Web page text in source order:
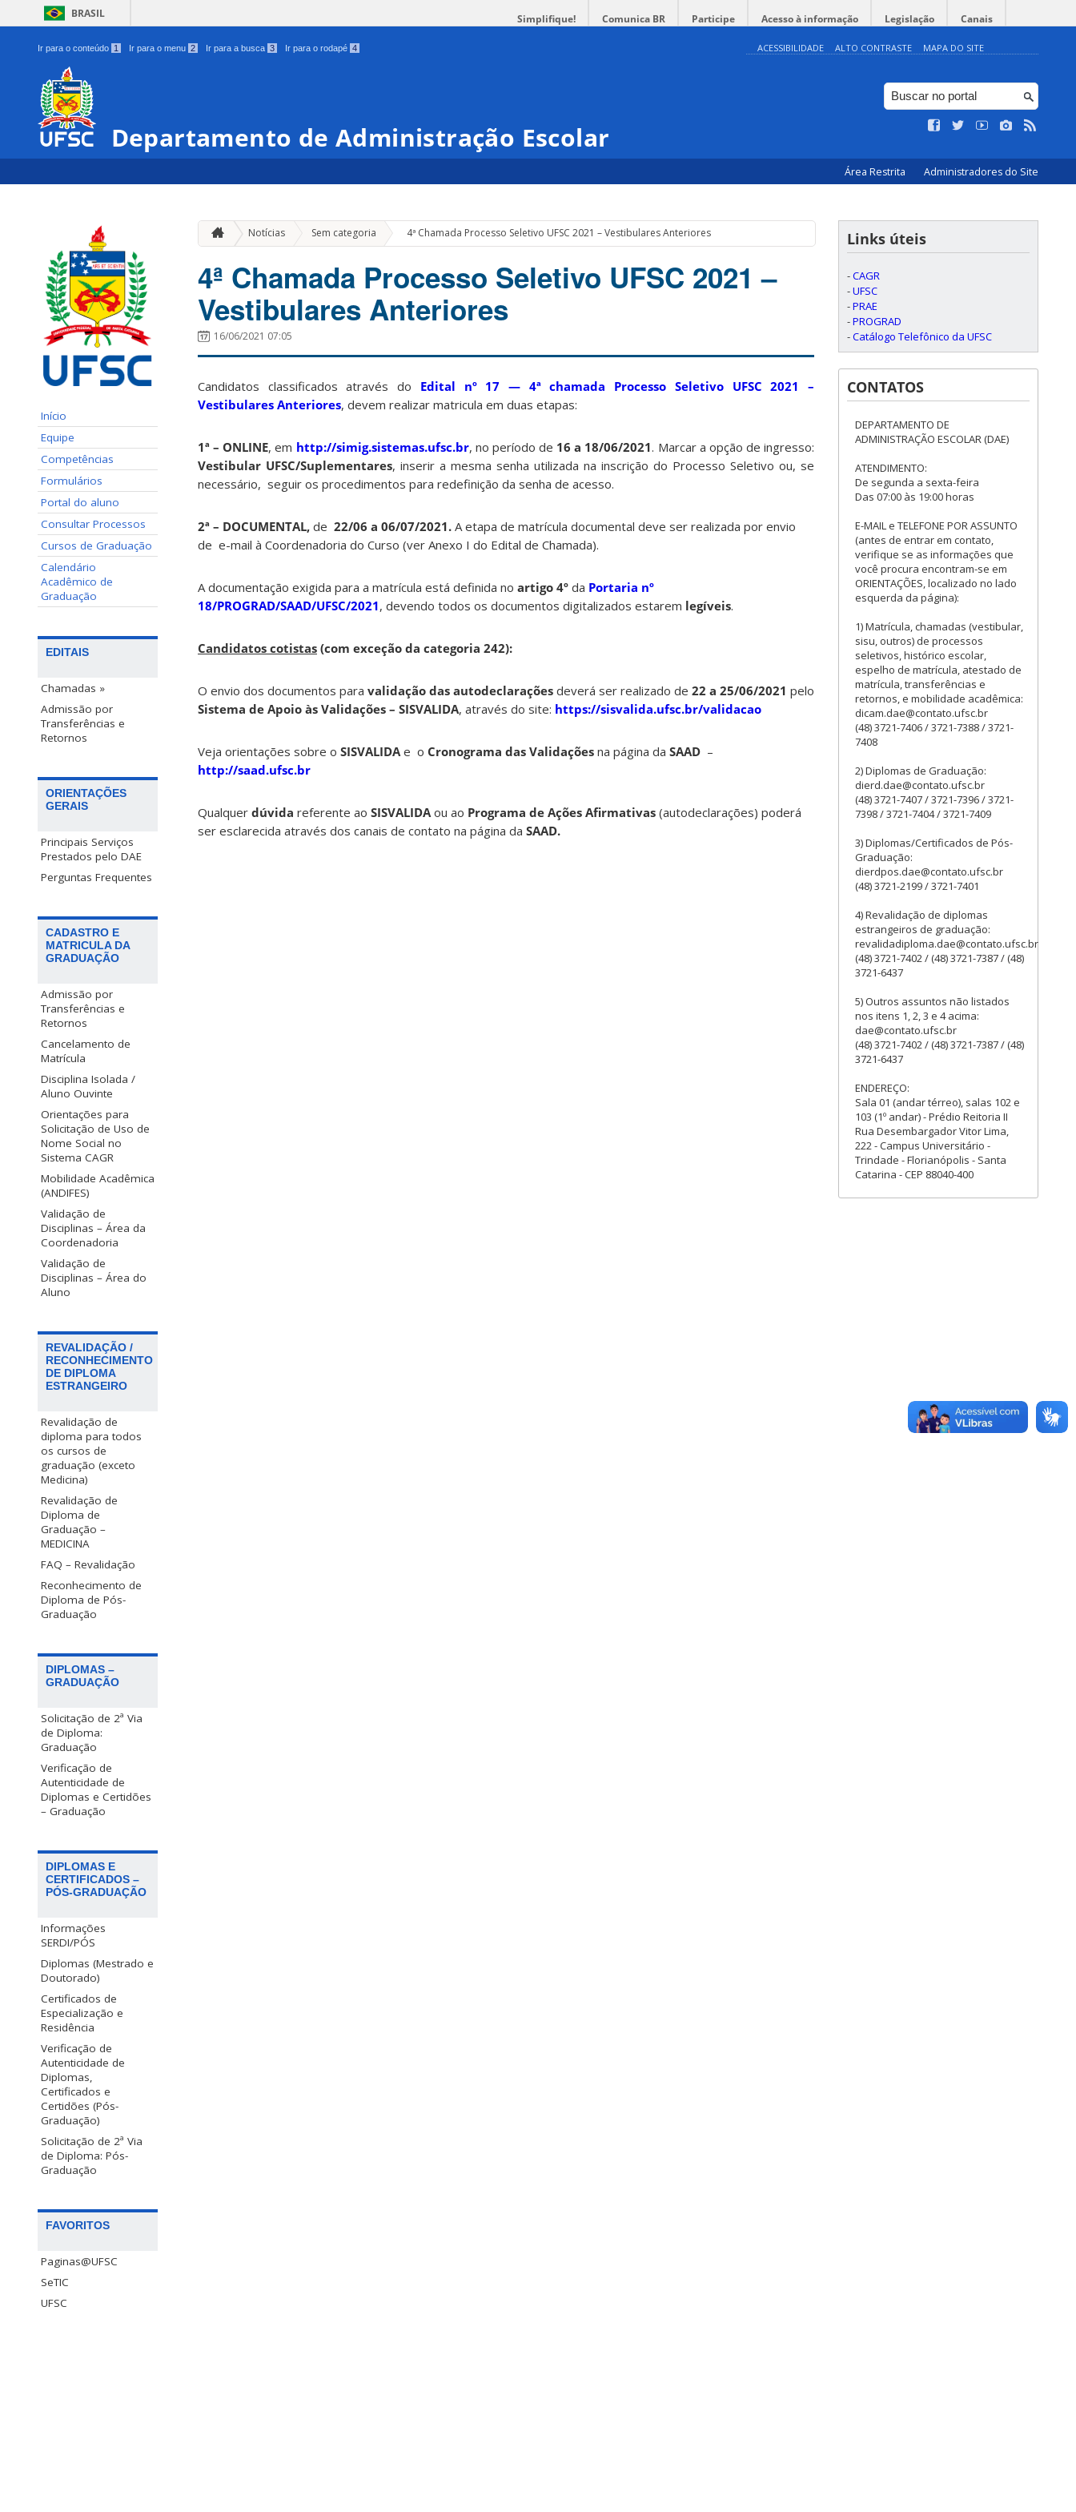
BRASIL Simplifique! Comunica BR Participe Acesso à informação Legislação Canais
Ir para o conteúdo 1 Ir para o menu 2 Ir para a busca 3 Ir para o rodapé 4 ACESSIBILIDADE ALTO CONTRASTE MAPA DO SITE
Departamento de Administração Escolar
Área Restrita Administradores do Site
Início
Equipe
Competências
Formulários
Portal do aluno
Consultar Processos
Cursos de Graduação
Calendário
Acadêmico de
Graduação
EDITAIS
Chamadas »
Admissão por
Transferências e
Retornos
ORIENTAÇÕES
GERAIS
Principais Serviços
Prestados pelo DAE
Perguntas Frequentes
CADASTRO E
MATRICULA DA
GRADUAÇÃO
Admissão por
Transferências e
Retornos
Cancelamento de
Matrícula
Disciplina Isolada /
Aluno Ouvinte
Orientações para
Solicitação de Uso de
Nome Social no
Sistema CAGR
Mobilidade Acadêmica
(ANDIFES)
Validação de
Disciplinas – Área da
Coordenadoria
Validação de
Disciplinas – Área do
Aluno
REVALIDAÇÃO /
RECONHECIMENTO
DE DIPLOMA
ESTRANGEIRO
Revalidação de
diploma para todos
os cursos de
graduação (exceto
Medicina)
Revalidação de
Diploma de
Graduação –
MEDICINA
FAQ – Revalidação
Reconhecimento de
Diploma de Pós-
Graduação
DIPLOMAS –
GRADUAÇÃO
Solicitação de 2ª Via
de Diploma:
Graduação
Verificação de
Autenticidade de
Diplomas e Certidões
– Graduação
DIPLOMAS E
CERTIFICADOS –
PÓS-GRADUAÇÃO
Informações
SERDI/PÓS
Diplomas (Mestrado e
Doutorado)
Certificados de
Especialização e
Residência
Verificação de
Autenticidade de
Diplomas,
Certificados e
Certidões (Pós-
Graduação)
Solicitação de 2ª Via
de Diploma: Pós-
Graduação
FAVORITOS
Paginas@UFSC
SeTIC
UFSC
Notícias Sem categoria » 4ª Chamada Processo Seletivo UFSC 2021 – Vestibulares Anteriores
4ª Chamada Processo Seletivo UFSC 2021 –
Vestibulares Anteriores
16/06/2021 07:05
Candidatos classificados através do Edital nº 17 — 4ª chamada Processo Seletivo UFSC 2021 –
Vestibulares Anteriores, devem realizar matricula em duas etapas:
1ª – ONLINE, em http://simig.sistemas.ufsc.br, no período de 16 a 18/06/2021. Marcar a opção de ingresso:
Vestibular UFSC/Suplementares, inserir a mesma senha utilizada na inscrição do Processo Seletivo ou, se
necessário, seguir os procedimentos para redefinição da senha de acesso.
2ª – DOCUMENTAL, de 22/06 a 06/07/2021. A etapa de matrícula documental deve ser realizada por envio
de e-mail à Coordenadoria do Curso (ver Anexo I do Edital de Chamada).
A documentação exigida para a matrícula está definida no artigo 4º da Portaria nº
18/PROGRAD/SAAD/UFSC/2021, devendo todos os documentos digitalizados estarem legíveis.
Candidatos cotistas (com exceção da categoria 242):
O envio dos documentos para validação das autodeclarações deverá ser realizado de 22 a 25/06/2021 pelo
Sistema de Apoio às Validações – SISVALIDA, através do site: https://sisvalida.ufsc.br/validacao
Veja orientações sobre o SISVALIDAe o Cronograma das Validações na página da SAAD –
http://saad.ufsc.br
Qualquer dúvida referente ao SISVALIDAou ao Programa de Ações Afirmativas (autodeclarações) poderá
ser esclarecida através dos canais de contato na página da SAAD.
Links úteis
-CAGR
-UFSC
-PRAE
-PROGRAD
-Catálogo Telefônico da UFSC
CONTATOS
DEPARTAMENTO DE
ADMINISTRAÇÃO ESCOLAR (DAE)
ATENDIMENTO:
De segunda a sexta-feira
Das 07:00 às 19:00 horas
E-MAIL e TELEFONE POR ASSUNTO
(antes de entrar em contato,
verifique se as informações que
você procura encontram-se em
ORIENTAÇÕES, localizado no lado
esquerda da página):
1) Matrícula, chamadas (vestibular,
sisu, outros) de processos
seletivos, histórico escolar,
espelho de matrícula, atestado de
matrícula, transferências e
retornos, e mobilidade acadêmica:
dicam.dae@contato.ufsc.br
(48) 3721-7406 / 3721-7388 / 3721-
7408
2) Diplomas de Graduação:
dierd.dae@contato.ufsc.br
(48) 3721-7407 / 3721-7396 / 3721-
7398 / 3721-7404 / 3721-7409
3) Diplomas/Certificados de Pós-
Graduação:
dierdpos.dae@contato.ufsc.br
(48) 3721-2199 / 3721-7401
4) Revalidação de diplomas
estrangeiros de graduação:
revalidadiploma.dae@contato.ufsc.br
(48) 3721-7402 / (48) 3721-7387 / (48)
3721-6437
5) Outros assuntos não listados
nos itens 1, 2, 3 e 4 acima:
dae@contato.ufsc.br
(48) 3721-7402 / (48) 3721-7387 / (48)
3721-6437
ENDEREÇO:
Sala 01 (andar térreo), salas 102 e
103 (1º andar) - Prédio Reitoria II
Rua Desembargador Vitor Lima,
222 - Campus Universitário -
Trindade - Florianópolis - Santa
Catarina - CEP 88040-400